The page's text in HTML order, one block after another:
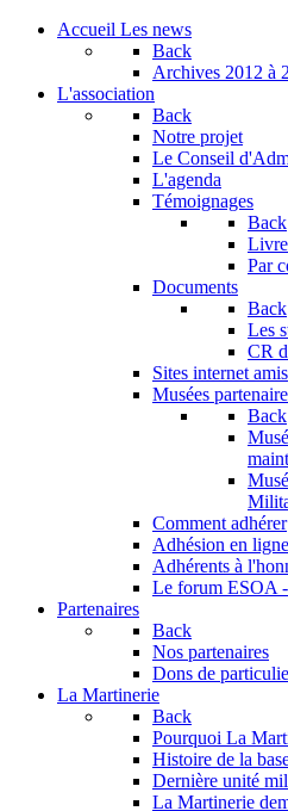
Accueil Les news
Back
Archives 2012 à
L'association
Back
Notre projet
Le Conseil
L'agenda
Témoignages
Back
Par
Documents
Back
Les
CR
Sites internet amis
Musées
Back
Comment adhérer
Adhésion en ligne
Adhérents à
Le forum ESOA
Partenaires
Back
Nos partenaires
Dons de
La Martinerie
Back
Pourquoi La
Histoire de la
Dernière unité
La Martinerie